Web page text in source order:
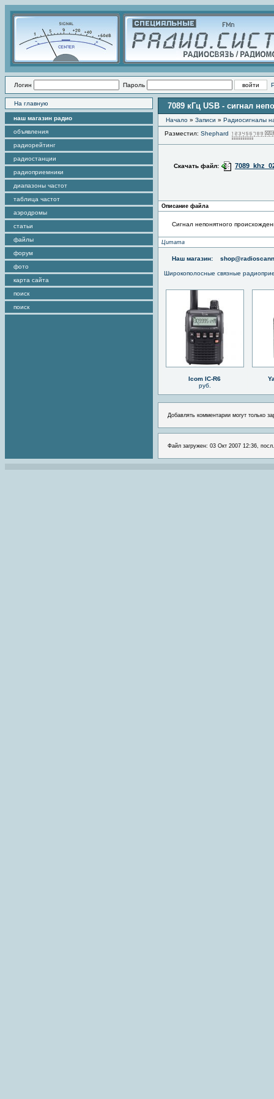
Логин Пароль
На главную
наш магазин радио
объявления
радиорейтинг
радиостанции
радиоприемники
диапазоны частот
таблица частот
аэродромы
статьи
файлы
форум
фото
карта сайта
поиск
поиск
7089 кГц USB - сигнал
Начало » Записи » Радиоcигналы
Разместил: Shephard
Скачать файл:
Описание файла
Сигнал непонятного
Цитата
Наш магазин:
Широкополосные связные
Icom IC-R6
руб.
Добавлять комментарии могут только
Файл загружен: 03 Окт 2007 12:36,